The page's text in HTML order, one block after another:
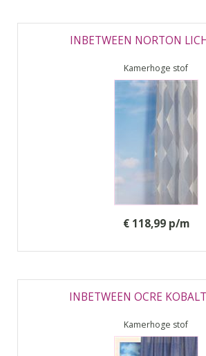
INBETWEEN NORTON
Kamerhoge stof
€ 118,99 p/m
INBETWEEN OCRE
Kamerhoge stof